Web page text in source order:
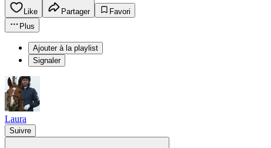
Like Partager
Favori
Plus
Ajouter à la playlist
Signaler
Laura
Suivre